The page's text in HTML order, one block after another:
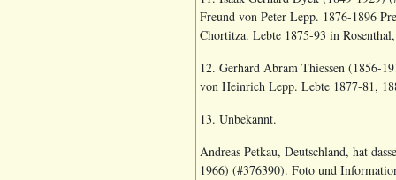
Freund von Peter Lepp. 1876-1896
Chortitza. Lebte 1875-93 in
12. Gerhard Abram Thiessen (1856-
von Heinrich Lepp. Lebte 1877-81,
13. Unbekannt.
Andreas Petkau, Deutschland, hat
1966) (#376390). Foto und